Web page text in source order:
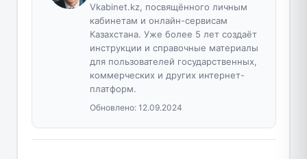
Vkabinet.kz, посвящённого личным
кабинетам и онлайн-сервисам
Казахстана. Уже более 5 лет создаёт
инструкции и справочные материалы
для пользователей государственных,
коммерческих и других интернет-
платформ.
Обновлено: 12.09.2024